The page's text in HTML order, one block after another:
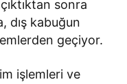
sonra
dış kabuğun
geçiyor.
işlemleri ve